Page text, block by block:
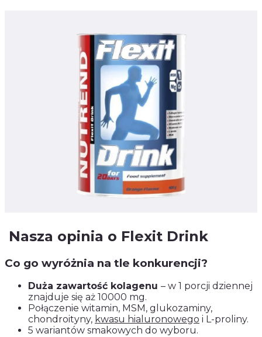
Nasza opinia o Flexit Drink
Co go wyróżnia na tle konkurencji?
Duża zawartość kolagenu – w 1 porcji dziennej
znajduje się aż 10000 mg.
Połączenie witamin, MSM, glukozaminy,
chondroityny, kwasu hialuronowego i L-proliny.
5 wariantów smakowych do wyboru.